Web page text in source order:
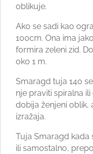
oblikuje.
Ako se sadi kao
100cm. Ona ima
formira zeleni zid.
oko 1 m.
Smaragd tuja 140
nje praviti spiralna
dobija ženjeni oblik,
izražaja.
Tuja Smaragd kada
ili samostalno,